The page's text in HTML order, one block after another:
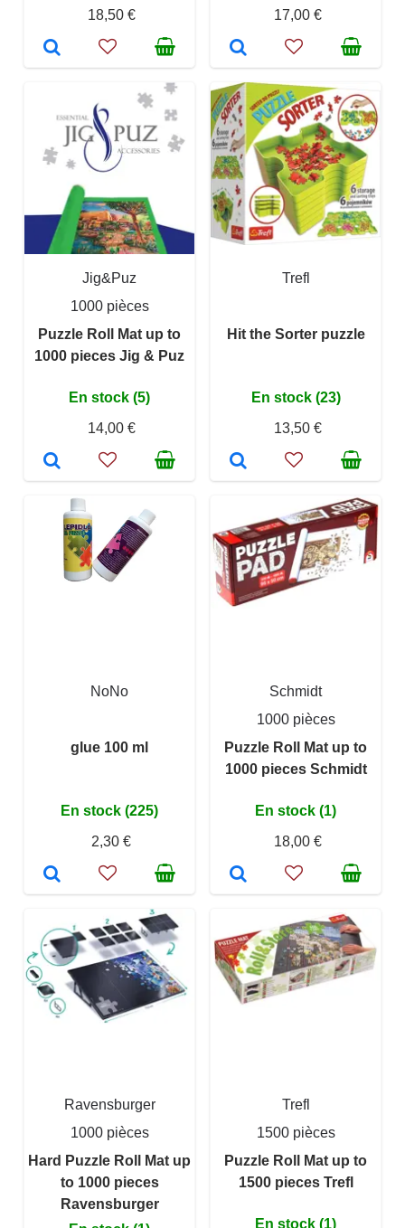
18,50 €
17,00 €
Jig&Puz
1000 pièces
Puzzle Roll Mat up to
1000 pieces Jig & Puz
En stock (5)
14,00 €
Trefl
Hit the Sorter puzzle
En stock (23)
13,50 €
NoNo
glue 100 ml
En stock (225)
2,30 €
Schmidt
1000 pièces
Puzzle Roll Mat up to
1000 pieces Schmidt
En stock (1)
18,00 €
Ravensburger
1000 pièces
Hard Puzzle Roll Mat up
to 1000 pieces
Ravensburger
Trefl
1500 pièces
Puzzle Roll Mat up to
1500 pieces Trefl
En stock (1)